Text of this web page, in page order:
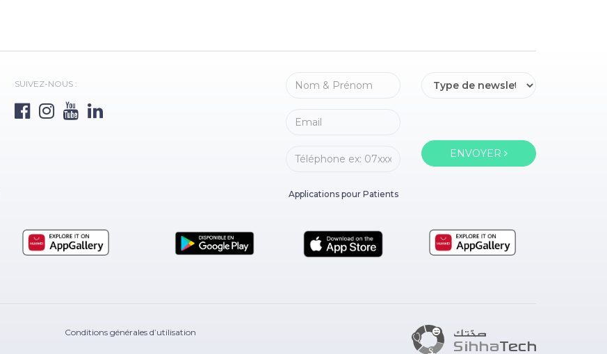
SUIVEZ-NOUS :
ENVOYER
Applications pour Patients
Conditions générales d’utilisation